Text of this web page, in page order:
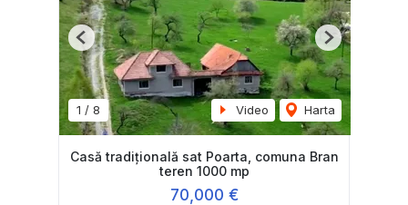
1 / 8 Video Harta
Previous Next
Casă tradițională sat Poarta, comuna Bran
teren 1000 mp
70,000 €